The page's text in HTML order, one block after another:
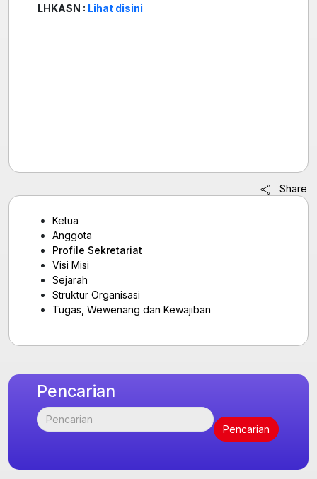
LHKASN : Lihat disini
Share
Ketua
Anggota
Profile Sekretariat
Visi Misi
Sejarah
Struktur Organisasi
Tugas, Wewenang dan Kewajiban
Pencarian